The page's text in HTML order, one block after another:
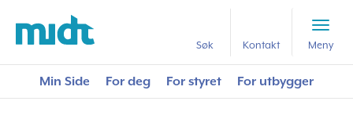
Søk Kontakt Meny
Min Side For deg For styret For utbygger
Forside
Nyttig lesestoff
Ny medlemsfordel: Midt boliglån